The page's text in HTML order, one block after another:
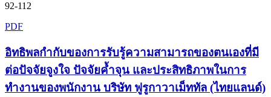
92-112
PDF
อิทธิพลกำกับของการรับรู้ความสามารถของตนเองที่มี
ต่อปัจจัยจูงใจ ปัจจัยค้ำจุน และประสิทธิภาพในการ
ทำงานของพนักงาน บริษัท ฟูรูกาวาเม็ททัล (ไทยแลนด์)